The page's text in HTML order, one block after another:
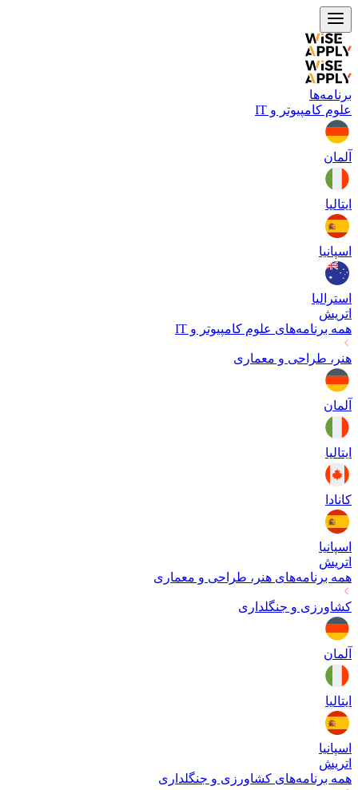
برنامه‌ها
علوم کامپیوتر و IT
آلمان
ایتالیا
اسپانیا
استرالیا
اتریش
همه برنامه‌های علوم کامپیوتر و IT
هنر، طراحی و معماری
آلمان
ایتالیا
کانادا
اسپانیا
اتریش
همه برنامه‌های هنر، طراحی و معماری
کشاورزی و جنگلداری
آلمان
ایتالیا
اسپانیا
اتریش
همه برنامه‌های کشاورزی و جنگلداری